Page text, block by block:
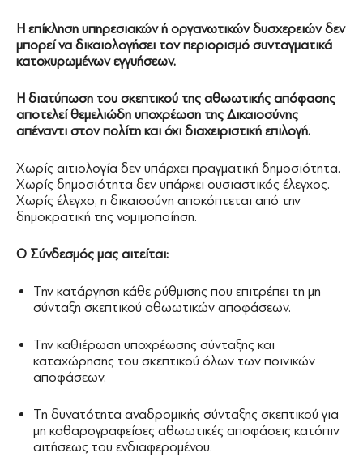
Η επίκληση υπηρεσιακών ή οργανωτικών δυσχερειών δεν
μπορεί να δικαιολογήσει τον περιορισμό συνταγματικά
κατοχυρωμένων εγγυήσεων.
Η διατύπωση του σκεπτικού της αθωωτικής απόφασης
αποτελεί θεμελιώδη υποχρέωση της Δικαιοσύνης
απέναντι στον πολίτη και όχι διαχειριστική επιλογή.
Χωρίς αιτιολογία δεν υπάρχει πραγματική δημοσιότητα.
Χωρίς δημοσιότητα δεν υπάρχει ουσιαστικός έλεγχος.
Χωρίς έλεγχο, η δικαιοσύνη αποκόπτεται από την
δημοκρατική της νομιμοποίηση.
Ο Σύνδεσμός μας αιτείται:
Την κατάργηση κάθε ρύθμισης που επιτρέπει τη μη
σύνταξη σκεπτικού αθωωτικών αποφάσεων.
Την καθιέρωση υποχρέωσης σύνταξης και
καταχώρησης του σκεπτικού όλων των ποινικών
αποφάσεων.
Τη δυνατότητα αναδρομικής σύνταξης σκεπτικού για
μη καθαρογραφείσες αθωωτικές αποφάσεις κατόπιν
αιτήσεως του ενδιαφερομένου.